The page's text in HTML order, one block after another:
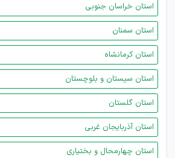
استان خراسان جنوبی
استان سمنان
استان کرمانشاه
استان سیستان و بلوچستان
استان گلستان
استان آذربایجان غربی
استان چهارمحال و بختیاری